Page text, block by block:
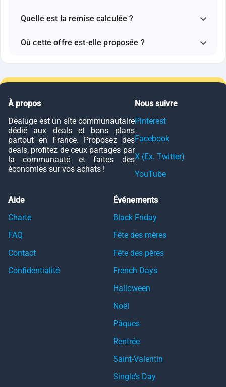
Quelle est la remise calculée ?
Où cette offre est-elle proposée ?
À propos
Dealuge est un site communautaire
dédié aux deals et bons plans
partout en France. Proposez des
deals, profitez de ceux partagés par
la communauté et faites des
économies sur vos achats !
Nous suivre
Pinterest
Facebook
X (Ex. Twitter)
YouTube
Aide
Charte
FAQ
Contact
Confidentialité
Événements
Black Friday
Fête des mères
Fête des pères
French Days
Halloween
Noël
Pâques
Rentrée
Saint-Valentin
Single’s Day